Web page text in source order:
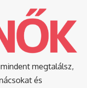
megtalálsz,
és